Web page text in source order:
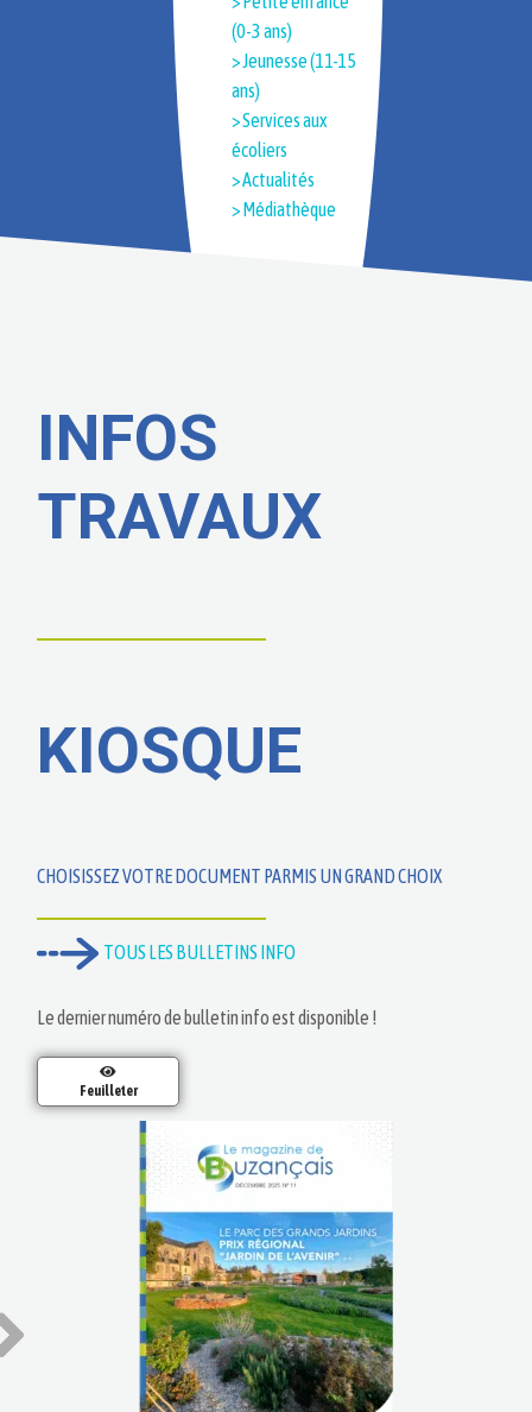
(0-3 ans)
> Jeunesse (11-15
ans)
> Services aux
écoliers
> Actualités
> Médiathèque
INFOS
TRAVAUX
KIOSQUE
CHOISISSEZ VOTRE DOCUMENT PARMIS UN GRAND CHOIX
TOUS LES BULLETINS INFO
Le dernier numéro de bulletin info est disponible !
Feuilleter